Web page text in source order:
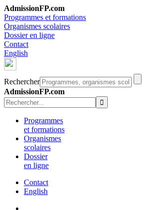
AdmissionFP.com
Programmes et formations
Organismes scolaires
Dossier en ligne
Contact
English
Rechercher
AdmissionFP.com
Programmes
et formations
Organismes
scolaires
Dossier
en ligne
Contact
English